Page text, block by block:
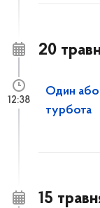
20
Один
турбота
12:38
15